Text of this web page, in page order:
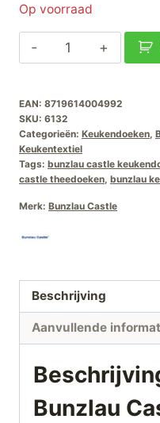
Op voorraad
Bunzlau
Castle
Blok
Donkerblauw
aantal
EAN: 8719614004992
SKU: 6132
Categorieën: Keukendoeken,
Keukentextiel
Tags: bunzlau castle
castle theedoeken, bunzlau
Merk: Bunzlau Castle
Beschrijving
Aanvullende
Bunzlau